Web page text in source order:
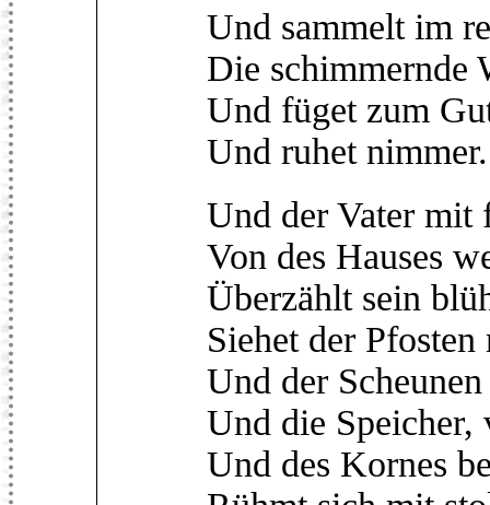
Und sammelt im
Die schimmernde
Und füget zum
Und ruhet nimmer.
Und der Vater
Von des Hauses
Überzählt sein
Siehet der
Und der
Und die Speicher,
Und des Kornes